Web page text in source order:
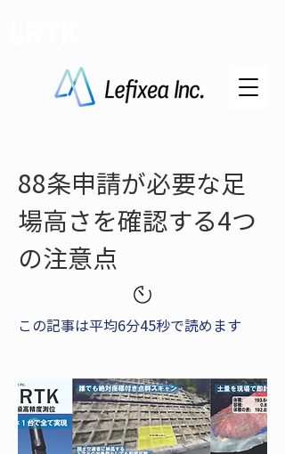
88条申請が必要な足
場高さを確認する4つ
の注意点
この記事は平均6分45秒で読めます